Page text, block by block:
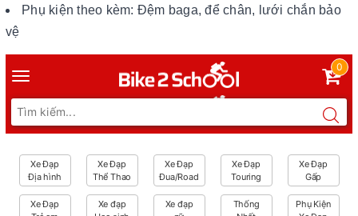
Phụ kiện theo kèm: Đệm baga, để chân, lưới chắn bảo
vệ
Toggle
navigation
0
Xe Đạp
Địa hình
Xe Đạp
Thể Thao
Xe Đạp
Đua/Road
Xe Đạp
Touring
Xe Đạp
Gấp
Xe Đạp
Xe đạp
Xe đạp
Thống
Phụ Kiện